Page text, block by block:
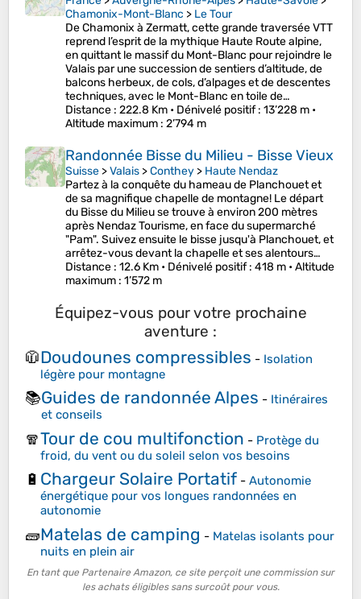
Chamonix-Mont-Blanc > Le Tour
De Chamonix à Zermatt, cette grande traversée VTT
reprend l’esprit de la mythique Haute Route alpine,
en quittant le massif du Mont-Blanc pour rejoindre le
Valais par une succession de sentiers d’altitude, de
balcons herbeux, de cols, d’alpages et de descentes
techniques, avec le Mont-Blanc en toile de…
Distance : 222.8 Km • Dénivelé positif: 13’228 m •
Altitude maximum : 2’794 m
Randonnée Bisse du Milieu - Bisse Vieux
Suisse >Valais >Conthey > Haute Nendaz
Partez à la conquête du hameau de Planchouet et
de sa magnifique chapelle de montagne! Le départ
du Bisse du Milieu se trouve à environ 200 mètres
après Nendaz Tourisme, en face du supermarché
"Pam". Suivez ensuite le bisse jusqu'à Planchouet, et
arrêtez-vous devant la chapelle et ses alentours…
Distance : 12.6 Km • Dénivelé positif: 418 m •Altitude
maximum : 1’572 m
Équipez-vous pour votre prochaine
aventure :
🧥Doudounes compressibles - Isolation
légère pour montagne
📚Guides de randonnée Alpes - Itinéraires
et conseils
🧣Tour de cou multifonction - Protège du
froid, du vent ou du soleil selon vos besoins
🔋 Chargeur Solaire Portatif - Autonomie
énergétique pour vos longues randonnées en
autonomie
🧱Matelas de camping - Matelas isolants pour
nuits en plein air
En tant que Partenaire Amazon, ce site perçoit une commission sur
les achats éligibles sans surcoût pour vous.